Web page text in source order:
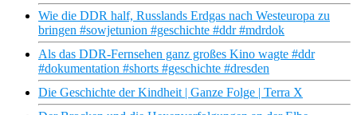
Wie die DDR half, Russlands Erdgas nach Westeuropa zu
bringen #sowjetunion #geschichte #ddr #mdrdok
Als das DDR-Fernsehen ganz großes Kino wagte #ddr
#dokumentation #shorts #geschichte #dresden
Die Geschichte der Kindheit | Ganze Folge | Terra X